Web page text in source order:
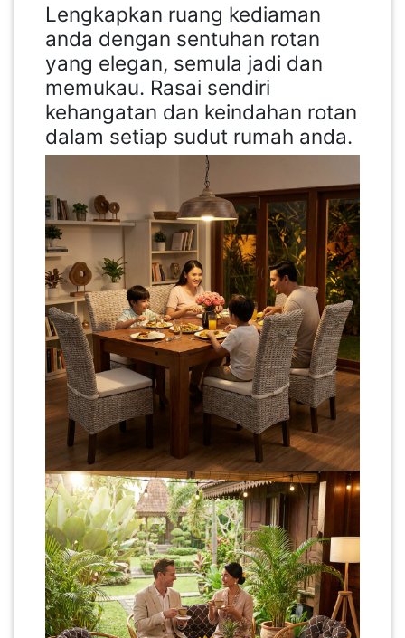
Lengkapkan ruang kediaman
anda dengan sentuhan rotan
yang elegan, semula jadi dan
memukau. Rasai sendiri
kehangatan dan keindahan rotan
dalam setiap sudut rumah anda.